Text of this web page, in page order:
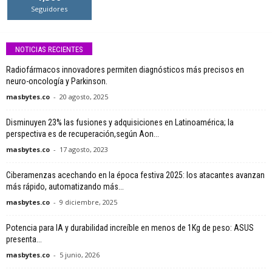
Seguidores
NOTICIAS RECIENTES
Radiofármacos innovadores permiten diagnósticos más precisos en
neuro-oncología y Parkinson.
masbytes.co - 20 agosto, 2025
Disminuyen 23% las fusiones y adquisiciones en Latinoamérica; la
perspectiva es de recuperación,según Aon...
masbytes.co - 17 agosto, 2023
Ciberamenzas acechando en la época festiva 2025: los atacantes avanzan
más rápido, automatizando más...
masbytes.co - 9 diciembre, 2025
Potencia para IA y durabilidad increíble en menos de 1Kg de peso: ASUS
presenta...
masbytes.co - 5 junio, 2026